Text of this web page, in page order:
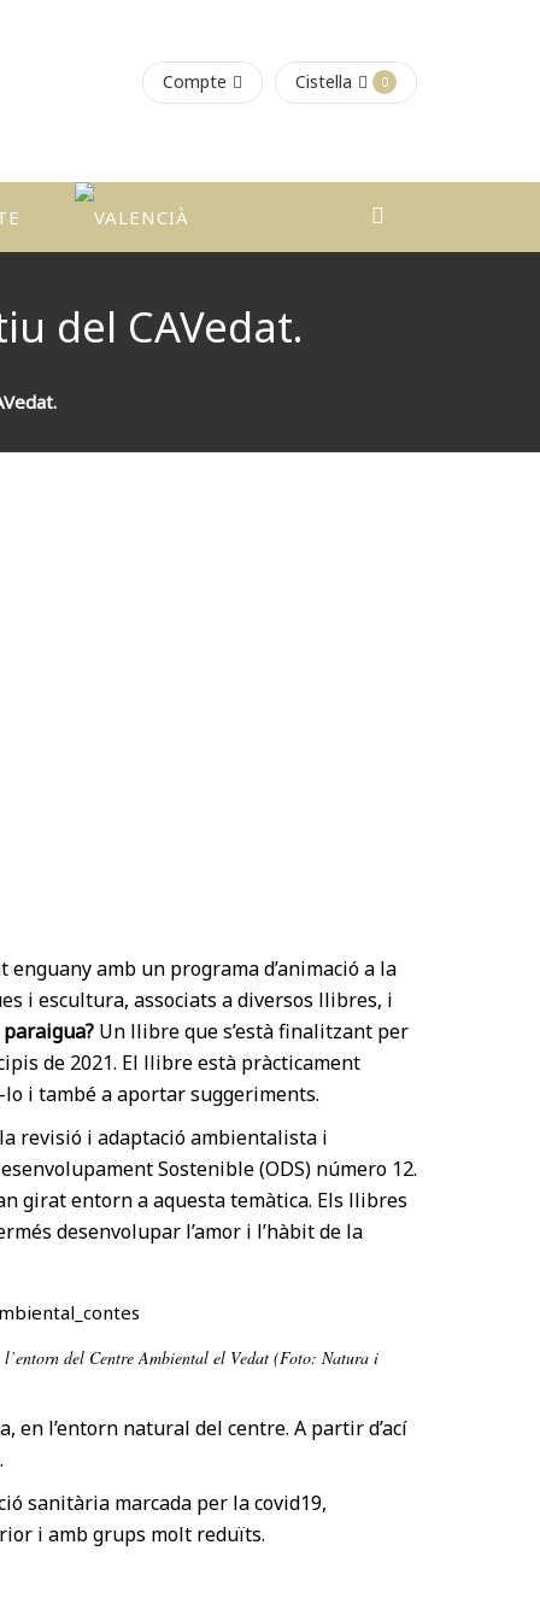
Cistella 0
Compte
del CAVedat.
enguany amb un programa d’animació a la
i escultura, associats a diversos llibres, i
Un llibre que s’està finalitzant per
de 2021. El llibre està pràcticament
i també a aportar suggeriments.
revisió i adaptació ambientalista i
Sostenible (ODS) número 12.
girat entorn a aquesta temàtica. Els llibres
desenvolupar l’amor i l’hàbit de la
del Centre Ambiental el Vedat (Foto: Natura i
l’entorn natural del centre. A partir d’ací
sanitària marcada per la covid19,
i amb grups molt reduïts.